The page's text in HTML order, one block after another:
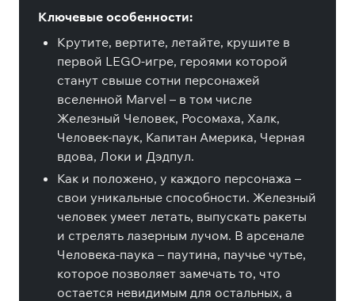
Ключевые особенности:
Крутите, вертите, летайте, крушите в
первой LEGO-игре, героями которой
станут свыше сотни персонажей
вселенной Marvel – в том числе
Железный Человек, Росомаха, Халк,
Человек-паук, Капитан Америка, Черная
вдова, Локи и Дэдпул.
Как и положено, у каждого персонажа –
свои уникальные способности. Железный
человек умеет летать, выпускать ракеты
и стрелять лазерным лучом. В арсенале
Человека-паука – паутина, паучье чутье,
которое позволяет замечать то, что
остается невидимым для остальных, а